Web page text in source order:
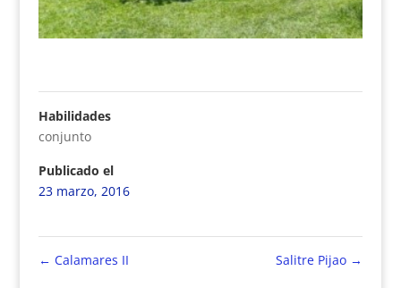
Habilidades
conjunto
Publicado el
23 marzo, 2016
← Calamares II Salitre Pijao →